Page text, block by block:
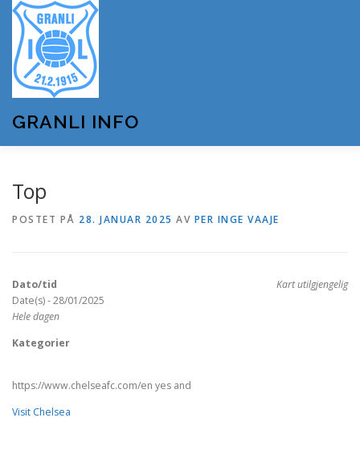
innhold
GRANLI INFO
OM GRANLI INFO
Top
POSTET PÅ 28. JANUAR 2025 AV PER INGE VAAJE
Kart utilgjengelig
Dato/tid
Date(s) - 28/01/2025
Hele dagen
Kategorier
https://www.chelseafc.com/en yes and
Visit Chelsea